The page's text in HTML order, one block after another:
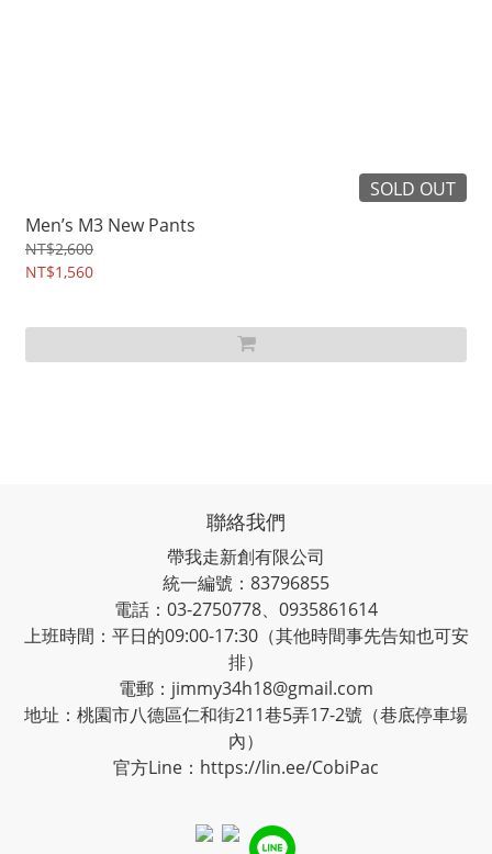
SOLD OUT
Men’s M3 New Pants
NT$2,600
NT$1,560
聯絡我們
帶我走新創有限公司
統一編號：83796855
電話：03-2750778、0935861614
上班時間：平日的09:00-17:30（其他時間事先告知也可安
排）
電郵：jimmy34h18@gmail.com
地址：桃園市八德區仁和街211巷5弄17-2號（巷底停車場
內）
官方Line： https://lin.ee/CobiPac